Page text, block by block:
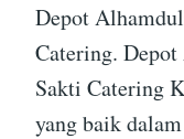
Depot
Catering.
Sakti Catering
yang baik